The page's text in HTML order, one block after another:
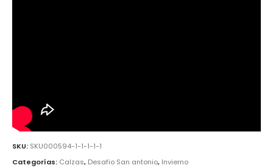
SKU: SKU000594-1-1-1-1-1
Categorías: Calzas, Desafio San antonio, Invierno